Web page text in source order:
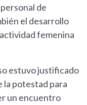
de
el desarrollo
femenina
estuvo justificado
la potestad para
un encuentro